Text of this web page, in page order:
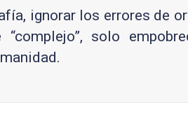
ignorar los errores de
solo